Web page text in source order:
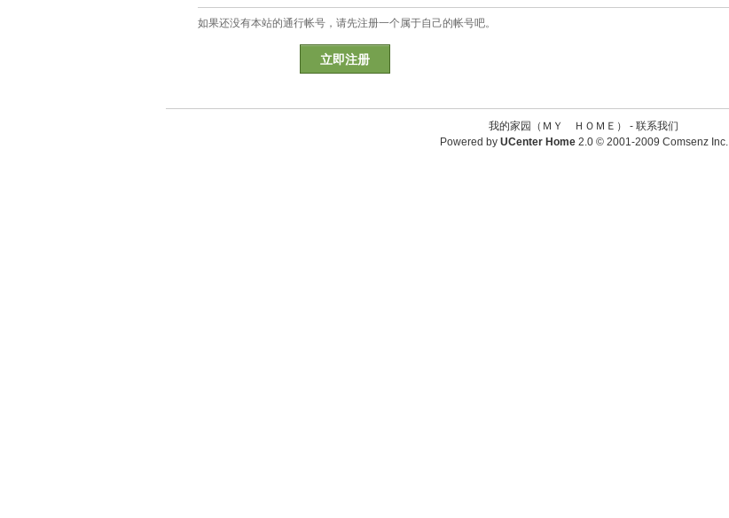
如果还没有本站的通行帐号，请先注册一个属于自己的帐号吧。
立即注册
我的家园（ＭＹ ＨＯＭＥ） - 联系我们
Powered by UCenter Home 2.0© 2001-2009 Comsenz Inc.